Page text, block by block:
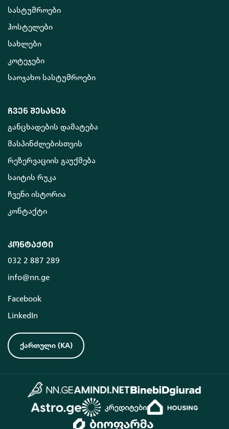
სასტუმროები
ჰოსტელები
სახლები
კოტეჯები
საოჯახო სასტუმროები
ჩვენ შესახებ
განცხადების დამატება
მასპინძლებისთვის
რეზერვაციის გაუქმება
საიტის რუკა
ჩვენი ისტორია
კონტაქტი
კონტაქტი
032 2 887 289
info@nn.ge
Facebook
LinkedIn
ქართული (KA)